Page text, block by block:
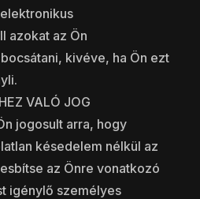
azokat az Ön
kivéve, ha Ön ezt
VALÓ JOG
jogosult arra, hogy
késedelem nélkül az
az Önre vonatkozó
igénylő személyes